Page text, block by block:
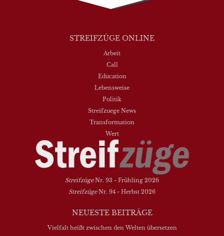
STREIFZÜGE ONLINE
Arbeit
Call
Education
Lebensweise
Politik
Streifzuege News
Transformation
Wert
StreifzügeNr. 93 - Frühling 2026
StreifzügeNr. 94 - Herbst 2026
NEUESTE BEITRÄGE
Vielfalt heißt zwischen den Welten übersetzen